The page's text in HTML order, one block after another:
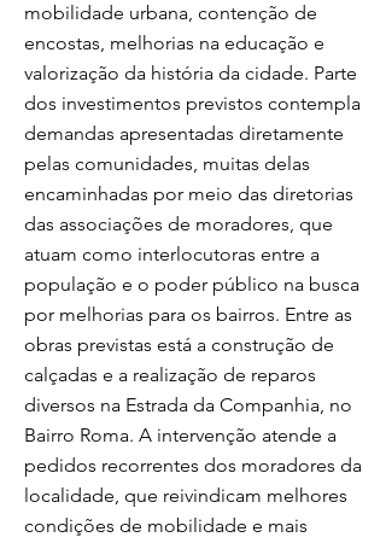
mobilidade urbana, contenção de
encostas, melhorias na educação e
valorização da história da cidade. Parte
dos investimentos previstos contempla
demandas apresentadas diretamente
pelas comunidades, muitas delas
encaminhadas por meio das diretorias
das associações de moradores, que
atuam como interlocutoras entre a
população e o poder público na busca
por melhorias para os bairros. Entre as
obras previstas está a construção de
calçadas e a realização de reparos
diversos na Estrada da Companhia, no
Bairro Roma. A intervenção atende a
pedidos recorrentes dos moradores da
localidade, que reivindicam melhores
condições de mobilidade e mais